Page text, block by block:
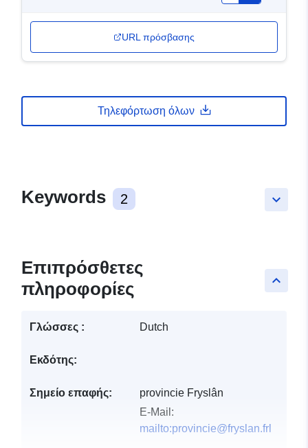
URL πρόσβασης
Τηλεφόρτωση όλων
keyboard_arrow_down
Keywords 2
keyboard_arrow_up
Επιπρόσθετες
πληροφορίες
Γλώσσες : Dutch
Εκδότης:
Σημείο επαφής:
provincie Fryslân
E-Mail:
mailto:provincie@fryslan.frl